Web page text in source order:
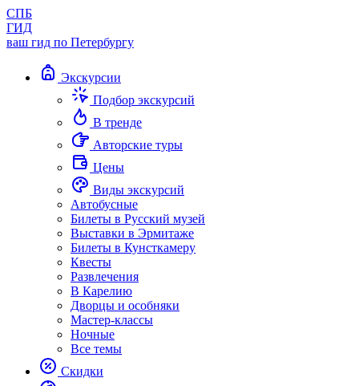
СПБ
ГИД
ваш гид по Петербургу
Экскурсии
Подбор экскурсий
В тренде
Авторские туры
Цены
Виды экскурсий
Автобусные
Билеты в Русский музей
Выставки в Эрмитаже
Билеты в Кунсткамеру
Квесты
Развлечения
В Карелию
Дворцы и особняки
Мастер-классы
Ночные
Все темы
Скидки